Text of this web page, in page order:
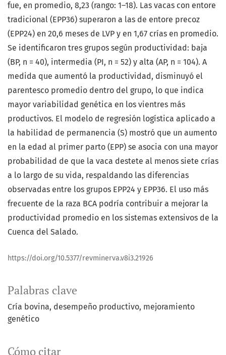
Palabras clave
Cría bovina desempeño productivo mejoramiento
genético
Cómo citar
fue, en promedio, 8,23 (rango: 1–18). Las vacas con entore
tradicional (EPP36) superaron a las de entore precoz
(EPP24) en 20,6 meses de LVP y en 1,67 crías en promedio.
Se identificaron tres grupos según productividad: baja
(BP, n = 40), intermedia (PI, n = 52) y alta (AP, n = 104). A
medida que aumentó la productividad, disminuyó el
parentesco promedio dentro del grupo, lo que indica
mayor variabilidad genética en los vientres más
productivos. El modelo de regresión logística aplicado a
la habilidad de permanencia (S) mostró que un aumento
en la edad al primer parto (EPP) se asocia con una mayor
probabilidad de que la vaca destete al menos siete crías
a lo largo de su vida, respaldando las diferencias
observadas entre los grupos EPP24 y EPP36. El uso más
frecuente de la raza BCA podría contribuir a mejorar la
productividad promedio en los sistemas extensivos de la
Cuenca del Salado.
https://doi.org/10.5377/revminerva.v8i3.21926